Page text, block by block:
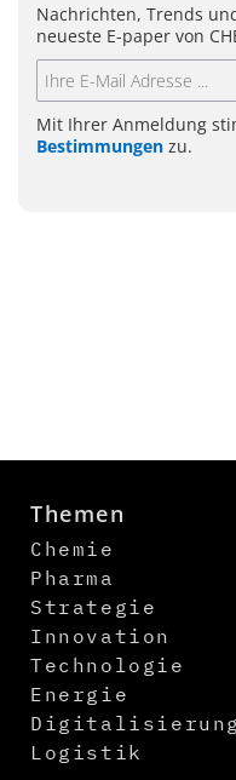
Nachrichten, Trends
neueste E-paper von
Mit Ihrer Anmeldung
Bestimmungen zu.
Themen
Chemie
Pharma
Strategie
Innovation
Technologie
Energie
Digitalisierung
Logistik